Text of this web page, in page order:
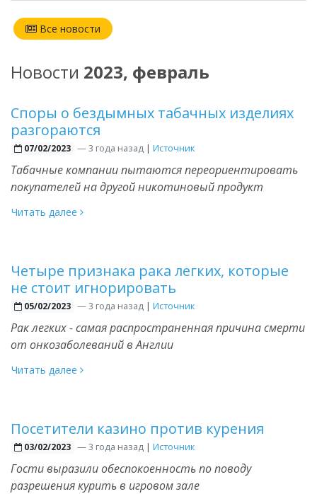
Новости 2023, февраль
Споры о бездымных табачных изделиях
разгораются
07/02/2023 —3 года назад | Источник
Табачные компании пытаются переориентировать
покупателей на другой никотиновый продукт
Читать далее
Четыре признака рака легких, которые
не стоит игнорировать
05/02/2023 —3 года назад | Источник
Рак легких - самая распространенная причина смерти
от онкозаболеваний в Англии
Читать далее
Посетители казино против курения
03/02/2023 —3 года назад | Источник
Гости выразили обеспокоенность по поводу
разрешения курить в игровом зале
Все новости